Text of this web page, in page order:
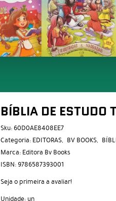
BÍBLIA DE ESTUDO
Sku: 60D0AE8408EE7
Categoria: EDITORAS BV BOOKS
Marca: Editora Bv Books
ISBN: 9786587393001
Seja o primeira a avaliar!
Unidade: un